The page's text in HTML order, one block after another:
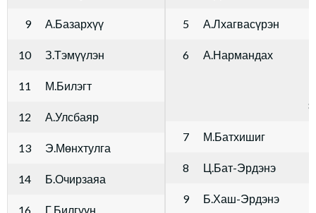
9 А.Базархүү
10 З.Тэмүүлэн
11 М.Билэгт
12 А.Улсбаяр
13 Э.Мөнхтулга
14 Б.Очирзаяа
16 Г.Билгүүн
5 А.Лхагвасүрэн
6
А.Нармандах
7 М.Батхишиг
8 Ц.Бат-Эрдэнэ
9 Б.Хаш-Эрдэнэ